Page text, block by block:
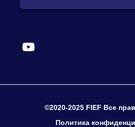
©2020-2025 FIEF Все
Политика